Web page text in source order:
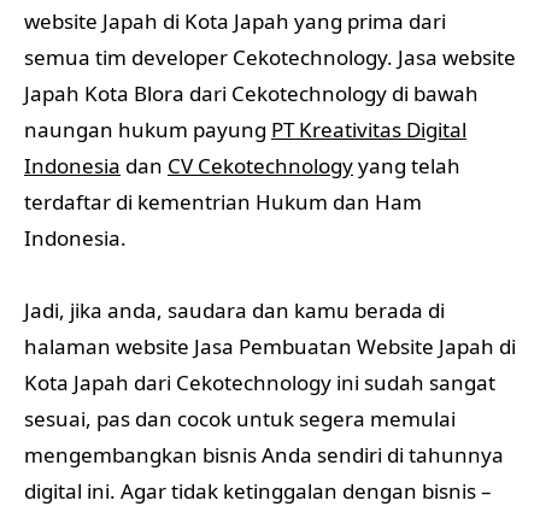
website Japah di Kota Japah yang prima dari
semua tim developer Cekotechnology. Jasa website
Japah Kota Blora dari Cekotechnology di bawah
naungan hukum payung PT Kreativitas Digital
Indonesia dan CV Cekotechnologyyang telah
terdaftar di kementrian Hukum dan Ham
Indonesia.
Jadi, jika anda, saudara dan kamu berada di
halaman website Jasa Pembuatan Website Japah di
Kota Japah dari Cekotechnology ini sudah sangat
sesuai, pas dan cocok untuk segera memulai
mengembangkan bisnis Anda sendiri di tahunnya
digital ini. Agar tidak ketinggalan dengan bisnis –